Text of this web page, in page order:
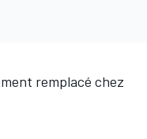
remplacé chez